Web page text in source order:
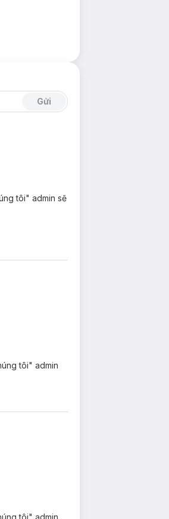
Gửi
tôi" admin sẽ
tôi" admin
tôi" admin